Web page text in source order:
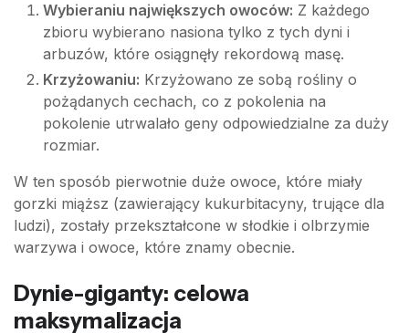
Wybieraniu największych owoców: Z każdego
zbioru wybierano nasiona tylko z tych dyni i
arbuzów, które osiągnęły rekordową masę.
Krzyżowaniu: Krzyżowano ze sobą rośliny o
pożądanych cechach, co z pokolenia na
pokolenie utrwalało geny odpowiedzialne za duży
rozmiar.
W ten sposób pierwotnie duże owoce, które miały
gorzki miąższ (zawierający kukurbitacyny, trujące dla
ludzi), zostały przekształcone w słodkie i olbrzymie
warzywa i owoce, które znamy obecnie.
Dynie-giganty: celowa
maksymalizacja